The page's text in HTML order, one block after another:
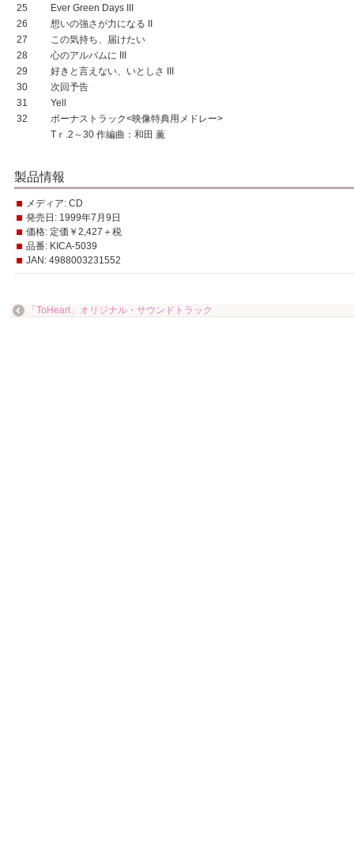
25
Ever Green Days III
26
想いの強さが力になる II
27
この気持ち、届けたい
28
心のアルバムに III
29
好きと言えない、いとしさ III
30
次回予告
31
Yell
32
ボーナストラック<映像特典用メドレー>
Tｒ.2～30 作編曲：和田 薫
製品情報
メディア: CD
発売日: 1999年7月9日
価格: 定価￥2,427＋税
品番: KICA-5039
JAN: 4988003231552
「ToHeart」オリジナル・サウンドトラック